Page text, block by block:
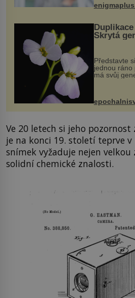
Skrytá
Představte
jednou ráno
má svůj
vstupenka...
Ve 20 letech si jeho pozornost
je na konci 19. století teprve
snímek vyžaduje nejen
solidní chemické znalosti.